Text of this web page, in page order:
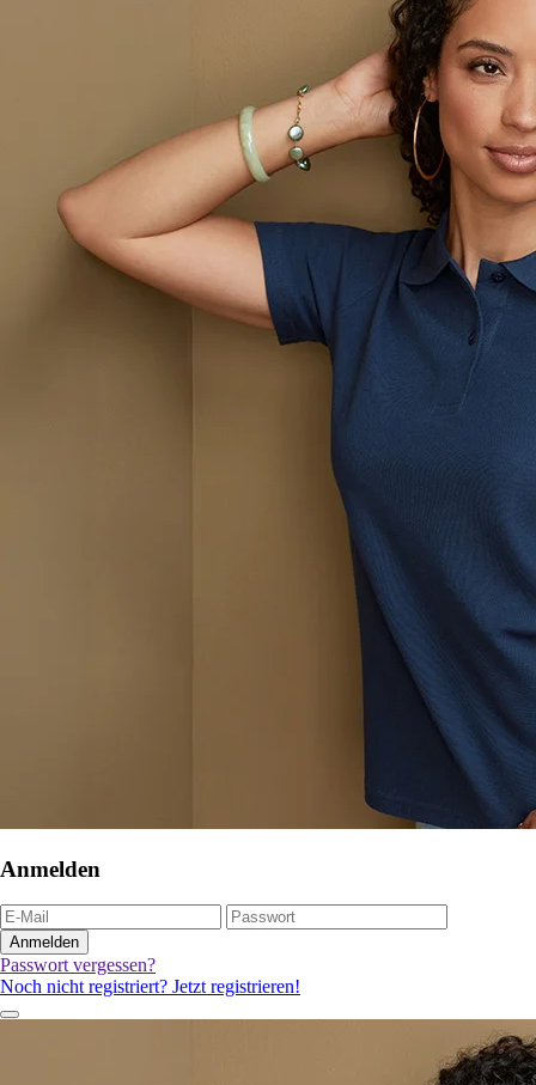
Anmelden
Anmelden
Passwort vergessen?
Noch nicht registriert? Jetzt registrieren!